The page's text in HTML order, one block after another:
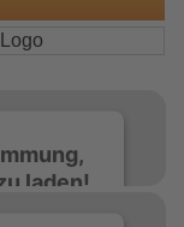
laden!